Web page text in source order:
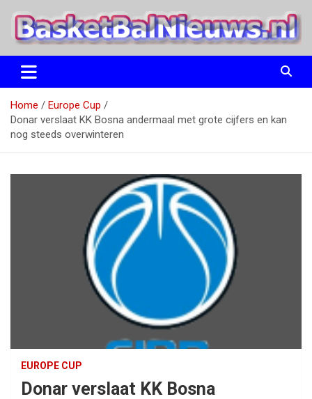
naar
BasketBalNieuws.nl
Etten
Home
Europe Cup
Donar verslaat KK Bosna andermaal met grote cijfers en kan
nog steeds overwinteren
EUROPE CUP
Donar verslaat KK Bosna